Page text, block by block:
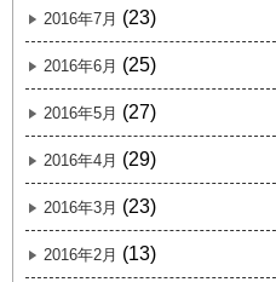
2016年7月 (23)
2016年6月 (25)
2016年5月 (27)
2016年4月 (29)
2016年3月 (23)
2016年2月 (13)